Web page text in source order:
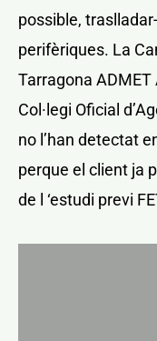
possible,
perifèriques. La
Tarragona ADMET
Col·legi Oficial
no l’han detectat
perque el client ja
de l ‘estudi previ